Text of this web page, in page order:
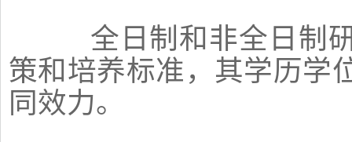
全日制和非全日制研
策和培养标准，其学历学
同效力。